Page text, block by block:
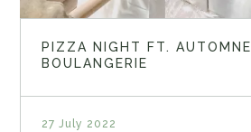
PIZZA NIGHT FT. AUTOMNE
BOULANGERIE
27 July 2022